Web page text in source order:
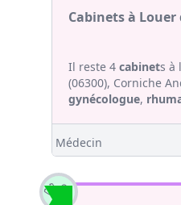
Cabinets à
Il reste 4 cabinets à
(06300), Corniche
gynécologue,
Médecin